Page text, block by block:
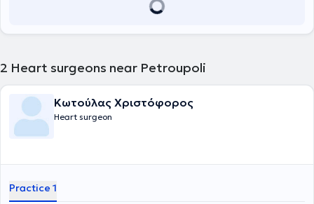
2 Heart surgeons near Petroupoli
Κωτούλας Χριστόφορος
Heart surgeon
Practice 1